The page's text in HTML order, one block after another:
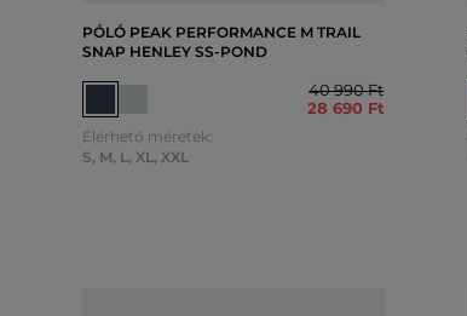
PÓLÓ PEAK PERFORMANCE M TRAIL
SNAP HENLEY SS-POND
40 990 Ft
28 690 Ft
Elérhető méretek:
S, M, L, XL, XXL